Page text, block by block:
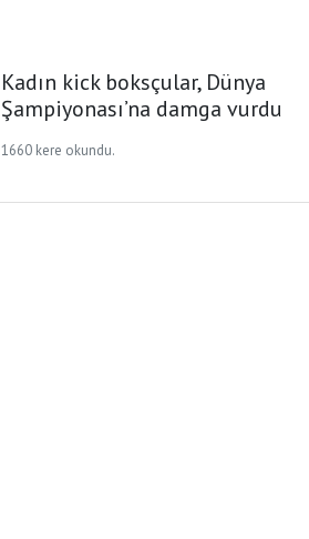
Kadın kick boksçular, Dünya
Şampiyonası’na damga vurdu
1660 kere okundu.